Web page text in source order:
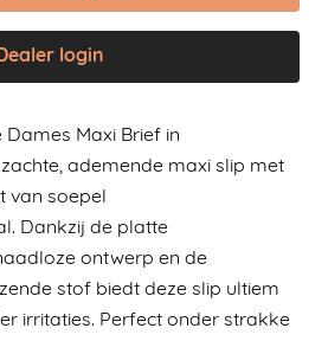
login
Dames Maxi Brief in
ademende maxi slip met
van soepel
Dankzij de platte
ontwerp en de
stof biedt deze slip ultiem
irritaties. Perfect onder strakke